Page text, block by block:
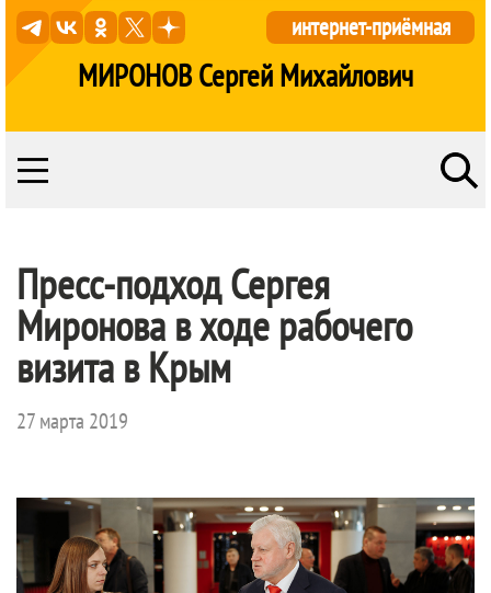
МИРОНОВ Сергей Михайлович
интернет-приёмная
Пресс-подход Сергея
Миронова в ходе рабочего
визита в Крым
27 марта 2019